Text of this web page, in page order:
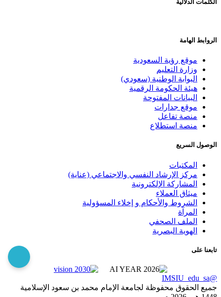
الكلمات الدلالية
الروابط الهامة
موقع رؤية السعودية
وزارة التعليم
البوابة الوطنية (سعودي)
هيئة الحكومة الرقمية
البيانات المفتوحة
موقع جدارات
منصة تفاعل
منصة استطلاع
الوصول السريع
المكتبات
مركز الإرشاد النفسي والاجتماعي (عناية)
المشاركة الإلكترونية
ميثاق العملاء
الشروط والأحكام و إخلاء المسؤولية
المرآة
الملف الصحفي
الهوية البصرية
تابعنا على
@IMSIU_edu_sa
جميع الحقوق محفوظة لجامعة الإمام محمد بن سعود الإسلامية